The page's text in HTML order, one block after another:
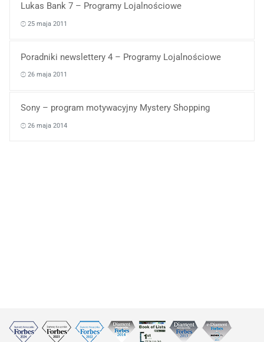
Lukas Bank 7 – Programy Lojalnościowe
25 maja 2011
Poradniki newslettery 4 – Programy Lojalnościowe
26 maja 2011
Sony – program motywacyjny Mystery Shopping
26 maja 2014